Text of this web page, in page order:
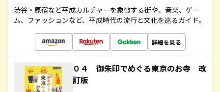
渋谷・原宿など平成カルチャーを象徴する街や、音楽、ゲー
ム、ファッションなど、平成時代の流行と文化を巡るガイド。
詳細を見る
０４ 御朱印でめぐる東京のお寺 改
訂版